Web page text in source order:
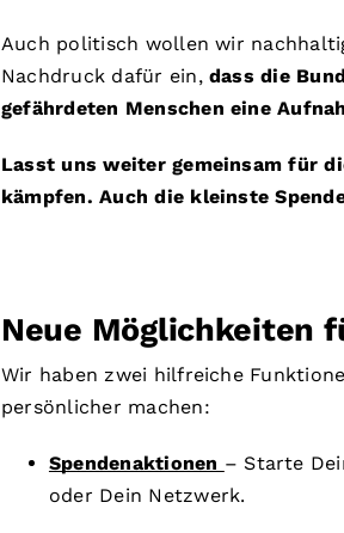
Auch politisch wollen wir
Nachdruck dafür ein, dass die
gefährdeten Menschen eine
Lasst uns weiter gemeinsam für
kämpfen. Auch die kleinste
Neue Möglichkeiten
Wir haben zwei hilfreiche
persönlicher machen:
Spendenaktionen – Starte
oder Dein Netzwerk.